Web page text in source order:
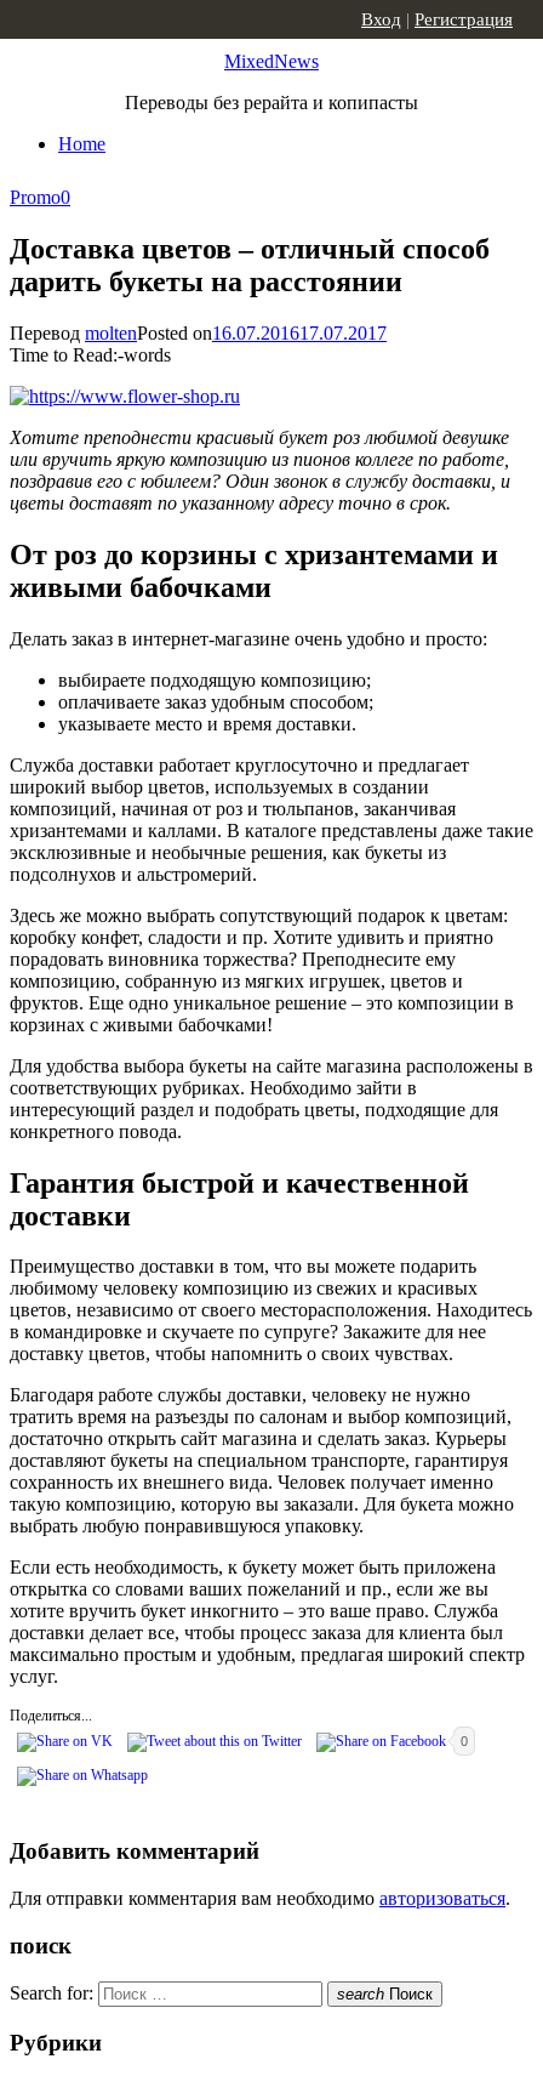
MixedNews
Переводы без рерайта и копипасты
Home
Вход | Регистрация
Promo0
Доставка цветов – отличный способ
дарить букеты на расстоянии
Перевод moltenPosted on16.07.201617.07.2017
Time to Read:-words
Хотите преподнести красивый букет роз любимой девушке
или вручить яркую композицию из пионов коллеге по работе,
поздравив его с юбилеем? Один звонок в службу доставки, и
цветы доставят по указанному адресу точно в срок.
От роз до корзины с хризантемами и
живыми бабочками
Делать заказ в интернет-магазине очень удобно и просто:
выбираете подходящую композицию;
оплачиваете заказ удобным способом;
указываете место и время доставки.
Служба доставки работает круглосуточно и предлагает
широкий выбор цветов, используемых в создании
композиций, начиная от роз и тюльпанов, заканчивая
хризантемами и каллами. В каталоге представлены даже такие
эксклюзивные и необычные решения, как букеты из
подсолнухов и альстромерий.
Здесь же можно выбрать сопутствующий подарок к цветам:
коробку конфет, сладости и пр. Хотите удивить и приятно
порадовать виновника торжества? Преподнесите ему
композицию, собранную из мягких игрушек, цветов и
фруктов. Еще одно уникальное решение – это композиции в
корзинах с живыми бабочками!
Для удобства выбора букеты на сайте магазина расположены в
соответствующих рубриках. Необходимо зайти в
интересующий раздел и подобрать цветы, подходящие для
конкретного повода.
Гарантия быстрой и качественной
доставки
Преимущество доставки в том, что вы можете подарить
любимому человеку композицию из свежих и красивых
цветов, независимо от своего месторасположения. Находитесь
в командировке и скучаете по супруге? Закажите для нее
доставку цветов, чтобы напомнить о своих чувствах.
Благодаря работе службы доставки, человеку не нужно
тратить время на разъезды по салонам и выбор композиций,
достаточно открыть сайт магазина и сделать заказ. Курьеры
доставляют букеты на специальном транспорте, гарантируя
сохранность их внешнего вида. Человек получает именно
такую композицию, которую вы заказали. Для букета можно
выбрать любую понравившуюся упаковку.
Если есть необходимость, к букету может быть приложена
открытка со словами ваших пожеланий и пр., если же вы
хотите вручить букет инкогнито – это ваше право. Служба
доставки делает все, чтобы процесс заказа для клиента был
максимально простым и удобным, предлагая широкий спектр
услуг.
Поделиться...
0
Добавить комментарий
Для отправки комментария вам необходимо авторизоваться.
поиск
Search for: search Поиск
Рубрики